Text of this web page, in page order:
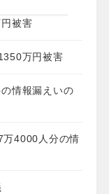
被害
万円被害
情報漏えいの
4000人分の情